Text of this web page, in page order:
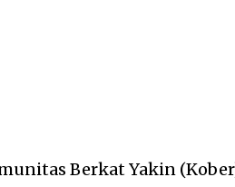
Berkat Yakin